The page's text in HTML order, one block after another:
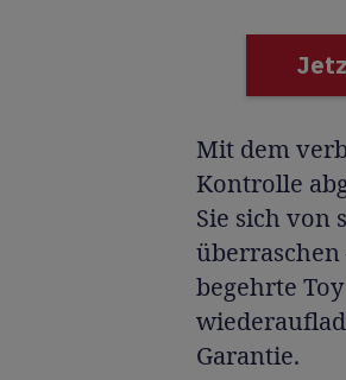
Mit dem
Kontrolle
Sie sich
überraschen
begehrte
Garantie.